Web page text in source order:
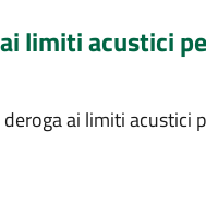
limiti acustici
ai limiti acustici